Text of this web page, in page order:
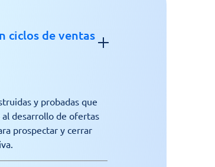
ciclos de ventas
y probadas que
desarrollo de ofertas
prospectar y cerrar